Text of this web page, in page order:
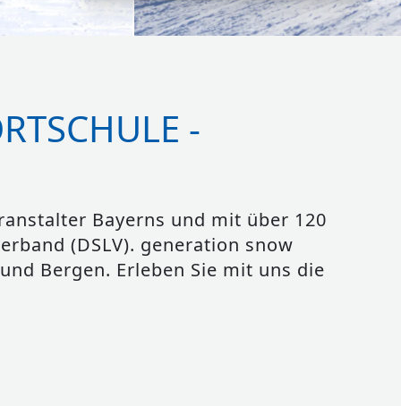
-
Bayerns und mit über 120
(DSLV). generation snow
Bergen. Erleben Sie mit uns die